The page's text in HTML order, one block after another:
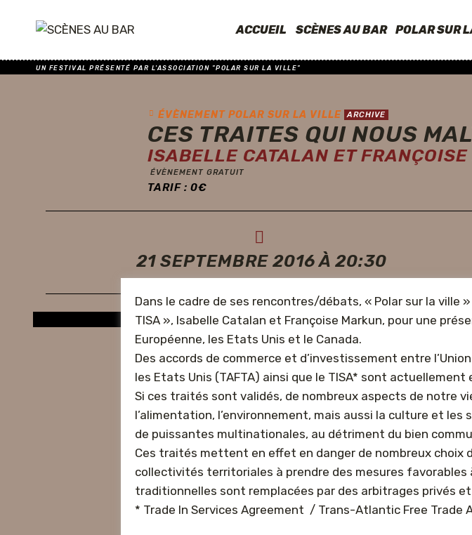
ACCUEIL SCÈNES AU BAR POLAR SUR
UN FESTIVAL PRÉSENTÉ PAR L'ASSOCIATION "POLAR SUR LA VILLE"
ÉVÈNEMENT POLAR SUR LA VILLE ARCHIVE
CES TRAITES QUI NOUS
ISABELLE CATALAN ET
ÉVÈNEMENT GRATUIT
TARIF : 0€
21 SEPTEMBRE 2016 À 20:30
Dans le cadre de ses rencontres/débats, « Polar sur la ville »
TISA », Isabelle Catalan et Françoise Markun, pour une
Européenne, les Etats Unis et le Canada.
Des accords de commerce et d’investissement entre
les Etats Unis (TAFTA) ainsi que le TISA* sont actuellement
Si ces traités sont validés, de nombreux aspects de notre
l’alimentation, l’environnement, mais aussi la culture et
de puissantes multinationales, au détriment du bien
Ces traités mettent en effet en danger de nombreux
collectivités territoriales à prendre des mesures favorables
traditionnelles sont remplacées par des arbitrages privés
* Trade In Services Agreement / Trans-Atlantic Free Trade